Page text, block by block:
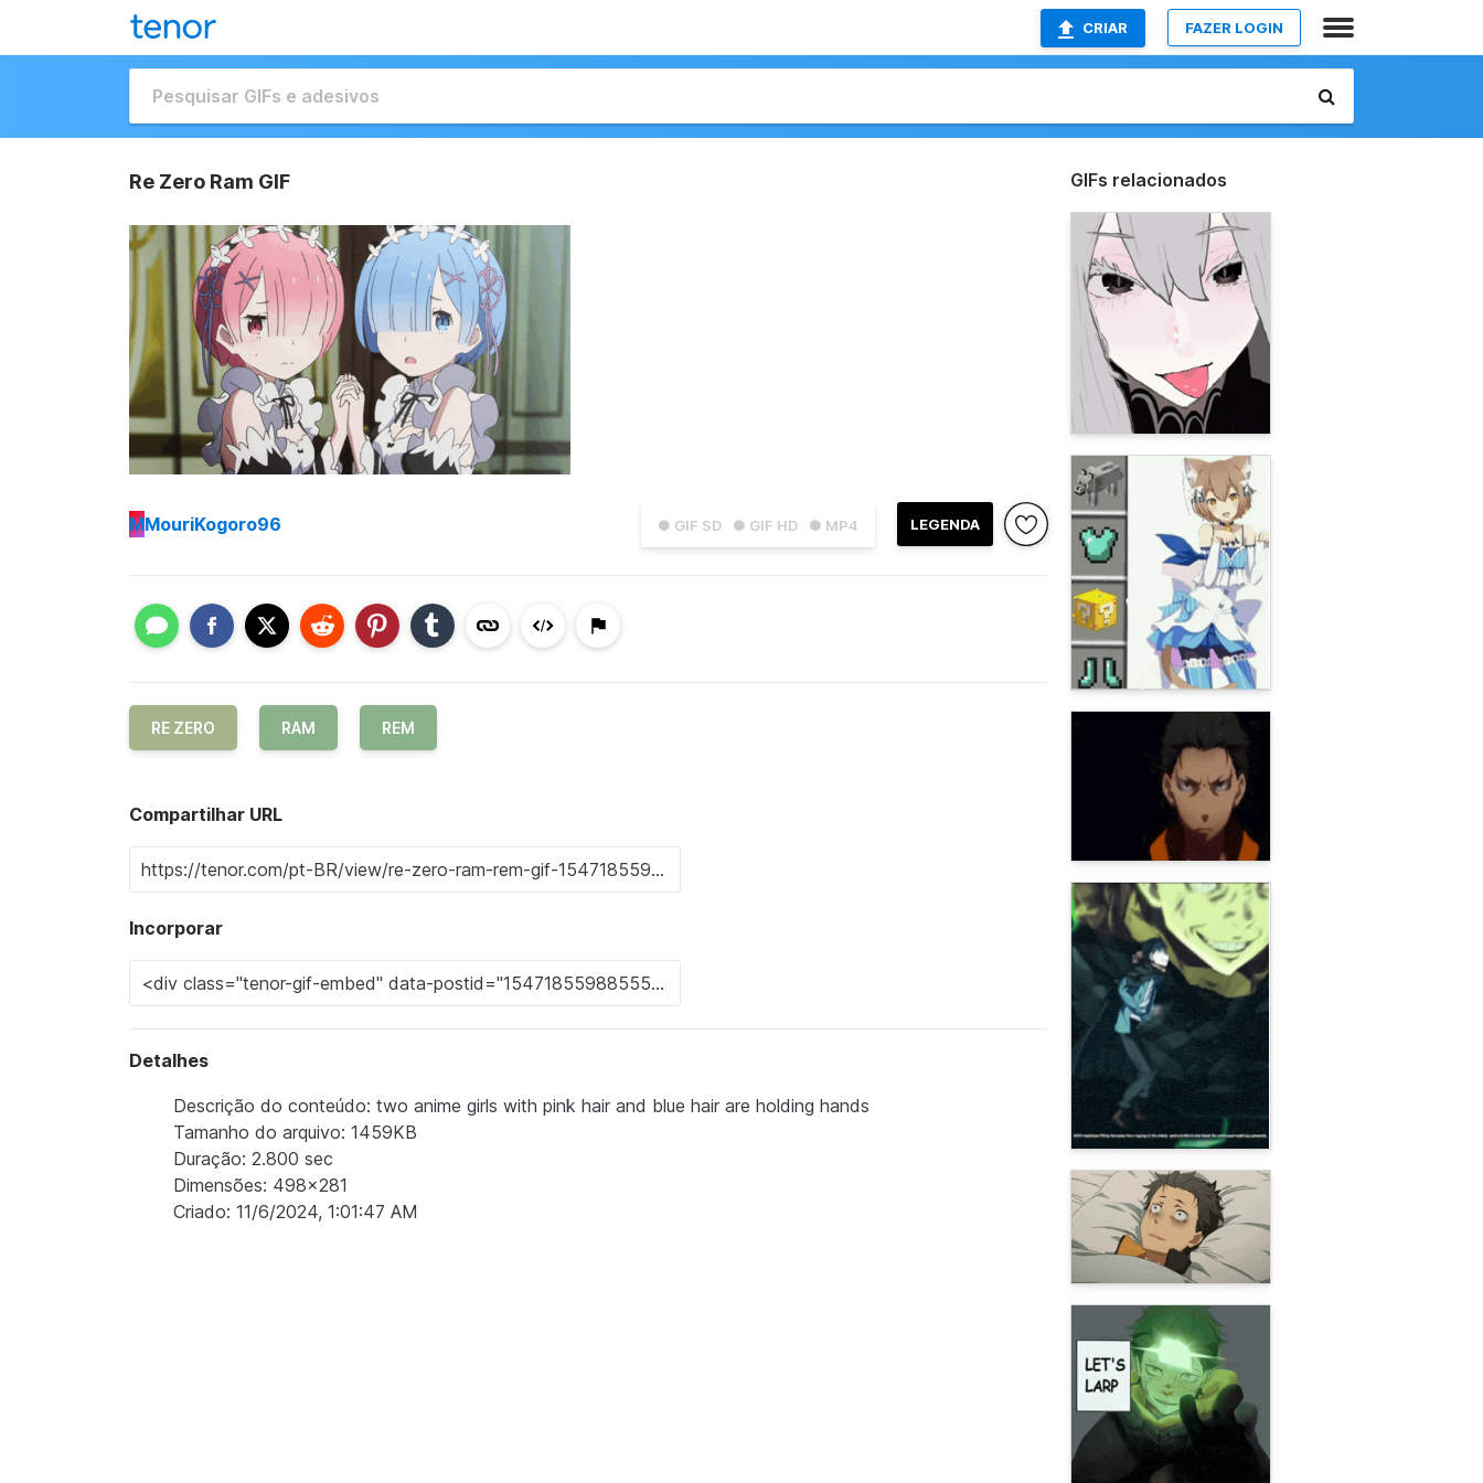
CRIAR FAZER LOGIN
Re Zero Ram GIF
● GIF SD ● GIF HD ● MP4 LEGENDA
MMouriKogoro96
RE ZERO RAM REM
Compartilhar URL
Incorporar
Detalhes
Descrição do conteúdo: two anime girls with pink hair and blue hair are holding hands
Tamanho do arquivo: 1459KB
Duração: 2.800 sec
Dimensões: 498x281
Criado: 11/6/2024, 1:01:47 AM
GIFs relacionados